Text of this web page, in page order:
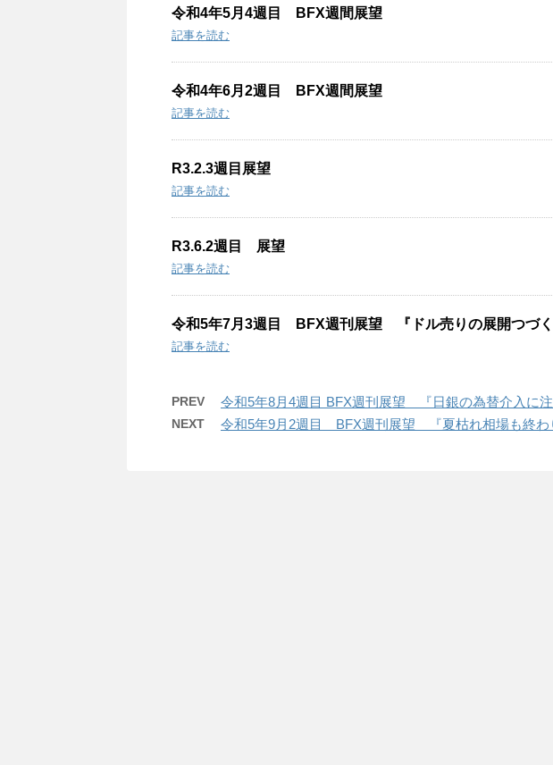
令和4年5月4週目 BFX週間展望
記事を読む
令和4年6月2週目 BFX週間展望
記事を読む
R3.2.3週目展望
記事を読む
R3.6.2週目 展望
記事を読む
令和5年7月3週目 BFX週刊展望 『ドル売りの展開つづく
記事を読む
PREV 令和5年8月4週目 BFX週刊展望 『日銀の為替介入に注
NEXT 令和5年9月2週目 BFX週刊展望 『夏枯れ相場も終わ